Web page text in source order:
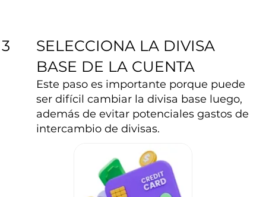
3
SELECCIONA LA DIVISA
BASE DE LA CUENTA
Este paso es importante porque puede
ser difícil cambiar la divisa base luego,
además de evitar potenciales gastos de
intercambio de divisas.